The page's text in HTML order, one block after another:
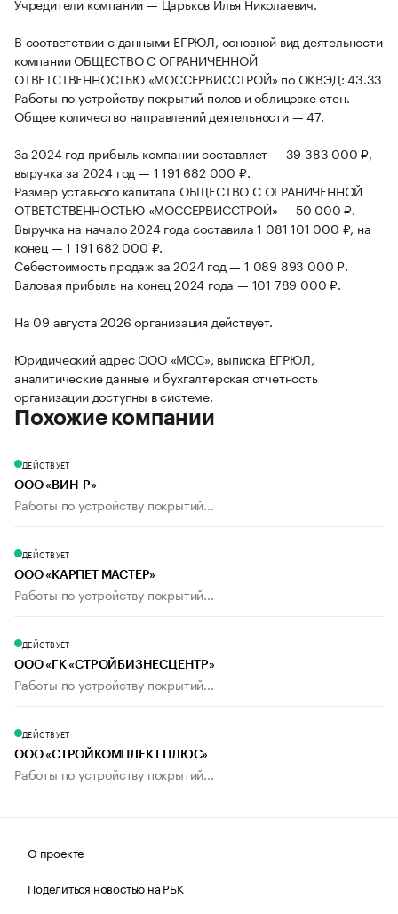
Учредители компании — Царьков Илья Николаевич.
В соответствии с данными ЕГРЮЛ, основной вид деятельности
компании ОБЩЕСТВО С ОГРАНИЧЕННОЙ
ОТВЕТСТВЕННОСТЬЮ «МОССЕРВИССТРОЙ» по ОКВЭД: 43.33
Работы по устройству покрытий полов и облицовке стен.
Общее количество направлений деятельности — 47.
За 2024 год прибыль компании составляет — 39 383 000 ₽,
выручка за 2024 год — 1 191 682 000 ₽.
Размер уставного капитала ОБЩЕСТВО С ОГРАНИЧЕННОЙ
ОТВЕТСТВЕННОСТЬЮ «МОССЕРВИССТРОЙ» — 50 000 ₽.
Выручка на начало 2024 года составила 1 081 101 000 ₽, на
конец — 1 191 682 000 ₽.
Себестоимость продаж за 2024 год — 1 089 893 000 ₽.
Валовая прибыль на конец 2024 года — 101 789 000 ₽.
На 09 августа 2026 организация действует.
Юридический адрес ООО «МСС», выписка ЕГРЮЛ,
аналитические данные и бухгалтерская отчетность
организации доступны в системе.
Похожие компании
ДЕЙСТВУЕТ
ООО «ВИН-Р»
Работы по устройству покрытий...
ДЕЙСТВУЕТ
ООО «КАРПЕТ МАСТЕР»
Работы по устройству покрытий...
ДЕЙСТВУЕТ
ООО «ГК «СТРОЙБИЗНЕСЦЕНТР»
Работы по устройству покрытий...
ДЕЙСТВУЕТ
ООО «СТРОЙКОМПЛЕКТ ПЛЮС»
Работы по устройству покрытий...
О проекте
Поделиться новостью на РБК